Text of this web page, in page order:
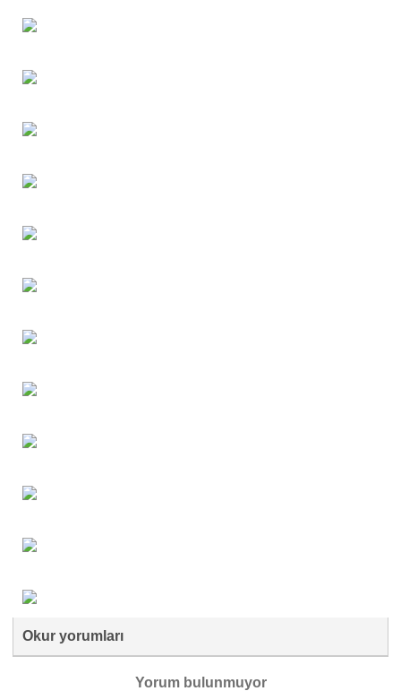
Okur yorumları
Yorum bulunmuyor